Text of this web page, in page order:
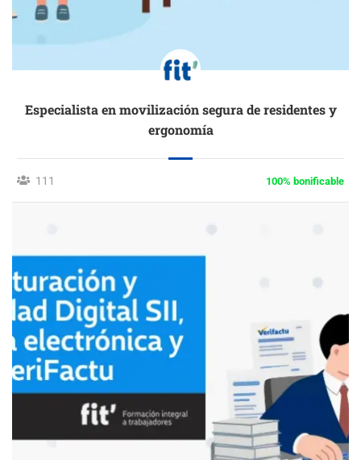
Especialista en movilización segura de residentes y
ergonomía
111 100% bonificable